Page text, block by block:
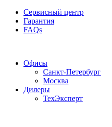
Сервисный центр
Гарантия
FAQs
Офисы
Санкт-Петербург
Москва
Дилеры
ТехЭксперт